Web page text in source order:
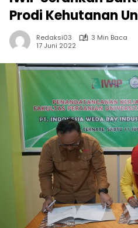
Prodi Kehutanan
Redaksi03
3 Min Baca
17 Juni 2022